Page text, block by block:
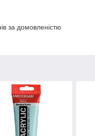
за домовленістю